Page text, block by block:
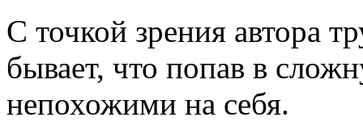
С точкой зрения автора
бывает, что попав в
непохожими на себя.